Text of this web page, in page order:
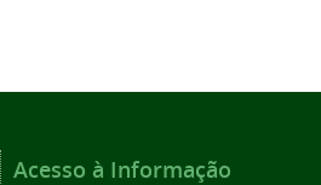
Acesso à Informação